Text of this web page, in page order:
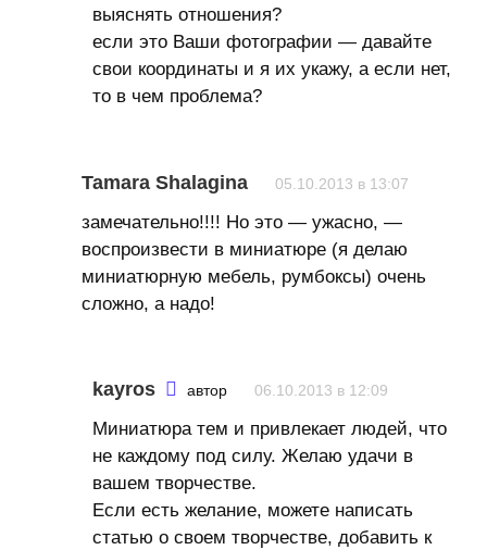
выяснять отношения?
если это Ваши фотографии — давайте
свои координаты и я их укажу, а если нет,
то в чем проблема?
Tamara Shalagina 05.10.2013 в 13:07
замечательно!!!! Но это — ужасно, —
воспроизвести в миниатюре (я делаю
миниатюрную мебель, румбоксы) очень
сложно, а надо!
kayros автор 06.10.2013 в 12:09
Миниатюра тем и привлекает людей, что
не каждому под силу. Желаю удачи в
вашем творчестве.
Если есть желание, можете написать
статью о своем творчестве, добавить к